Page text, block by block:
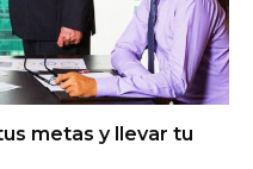
metas y llevar tu